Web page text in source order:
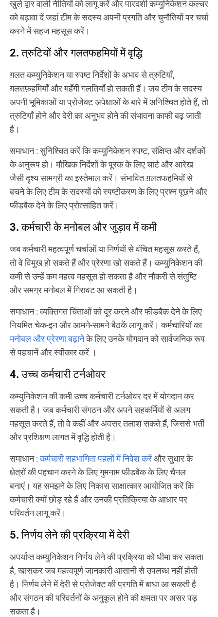
खुले द्वार वाली नीतियों को लागू करें और पारदर्शी कम्युनिकेशन कल्चर
को बढ़ावा दें जहां टीम के सदस्य अपनी प्रगति और चुनौतियों पर चर्चा
करने में सहज महसूस करें।
2. त्रुटियों और गलतफहमियों में वृद्धि
ग़लत कम्युनिकेशन या स्पष्ट निर्देशों के अभाव से त्रुटियाँ,
ग़लतफ़हमियाँ और महँगी गलतियाँ हो सकती हैं। जब टीम के सदस्य
अपनी भूमिकाओं या प्रोजेक्ट अपेक्षाओं के बारे में अनिश्चित होते हैं, तो
त्रुटियाँ होने और देरी का अनुभव होने की संभावना काफी बढ़ जाती
है।
समाधान: सुनिश्चित करें कि कम्युनिकेशन स्पष्ट, संक्षिप्त और दर्शकों
के अनुरूप हो। मौखिक निर्देशों के पूरक के लिए चार्ट और आरेख
जैसी दृश्य सामग्री का इस्तेमाल करें। संभावित ग़लतफहमियों से
बचने के लिए टीम के सदस्यों को स्पष्टीकरण के लिए प्रश्न पूछने और
फीडबैक देने के लिए प्रोत्साहित करें।
3. कर्मचारी के मनोबल और जुड़ाव में कमी
जब कर्मचारी महत्वपूर्ण चर्चाओं या निर्णयों से वंचित महसूस करते हैं,
तो वे विमुख हो सकते हैं और प्रेरणा खो सकते हैं। कम्युनिकेशन की
कमी से उन्हें कम महत्व महसूस हो सकता है और नौकरी से संतुष्टि
और समग्र मनोबल में गिरावट आ सकती है।
समाधान: व्यक्तिगत चिंताओं को दूर करने और फीडबैक देने के लिए
नियमित चेक-इन और आमने-सामने बैठकें लागू करें। कर्मचारियों का
मनोबल और प्रेरणा बढ़ानेके लिए उनके योगदान को सार्वजनिक रूप
से पहचानें और स्वीकार करें ।
4. उच्च कर्मचारी टर्नओवर
कम्युनिकेशन की कमी उच्च कर्मचारी टर्नओवर दर में योगदान कर
सकती है। जब कर्मचारी संगठन और अपने सहकर्मियों से अलग
महसूस करते हैं, तो वे कहीं और अवसर तलाश सकते हैं, जिससे भर्ती
और प्रशिक्षण लागत में वृद्धि होती है।
समाधान:कर्मचारी सहभागिता पहलों में निवेश करेंऔर सुधार के
क्षेत्रों की पहचान करने के लिए गुमनाम फीडबैक के लिए चैनल
बनाएं। यह समझने के लिए निकास साक्षात्कार आयोजित करें कि
कर्मचारी क्यों छोड़ रहे हैं और उनकी प्रतिक्रिया के आधार पर
परिवर्तन लागू करें।
5. निर्णय लेने की प्रक्रिया में देरी
अपर्याप्त कम्युनिकेशन निर्णय लेने की प्रक्रिया को धीमा कर सकता
है, खासकर जब महत्वपूर्ण जानकारी आसानी से उपलब्ध नहीं होती
है। निर्णय लेने में देरी से प्रोजेक्ट की प्रगति में बाधा आ सकती है
और संगठन की परिवर्तनों के अनुकूल होने की क्षमता पर असर पड़
सकता है।